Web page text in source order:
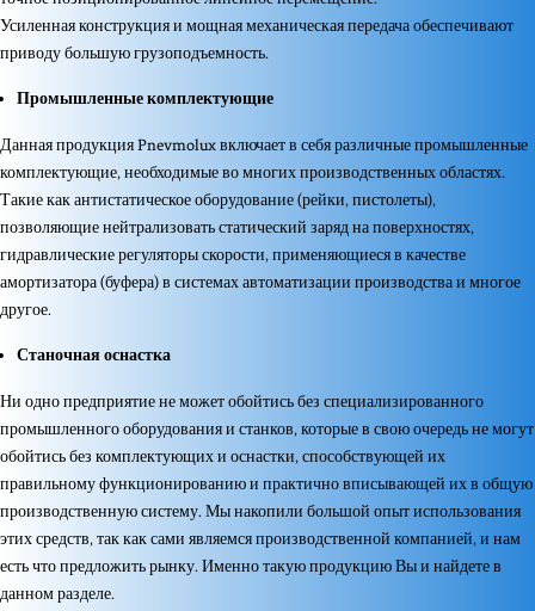
Усиленная конструкция и мощная механическая передача обеспечивают
приводу большую грузоподъемность.
Промышленные комплектующие
Данная продукция Pnevmolux включает в себя различные промышленные
комплектующие, необходимые во многих производственных областях.
Такие как антистатическое оборудование (рейки, пистолеты),
позволяющие нейтрализовать статический заряд на поверхностях,
гидравлические регуляторы скорости, применяющиеся в качестве
амортизатора (буфера) в системах автоматизации производства и многое
другое.
Станочная оснастка
Ни одно предприятие не может обойтись без специализированного
промышленного оборудования и станков, которые в свою очередь не могут
обойтись без комплектующих и оснастки, способствующей их
правильному функционированию и практично вписывающей их в общую
производственную систему. Мы накопили большой опыт использования
этих средств, так как сами являемся производственной компанией, и нам
есть что предложить рынку. Именно такую продукцию Вы и найдете в
данном разделе.